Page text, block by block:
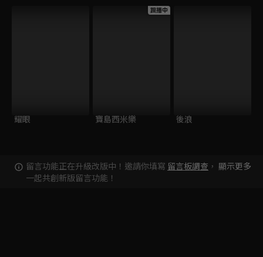
耀眼
跟播中
寶島西米樂 後浪
留言功能正在升級改版中！邀請你填寫 留言板調查 ，
一起共創新版留言功能！
顯示更多